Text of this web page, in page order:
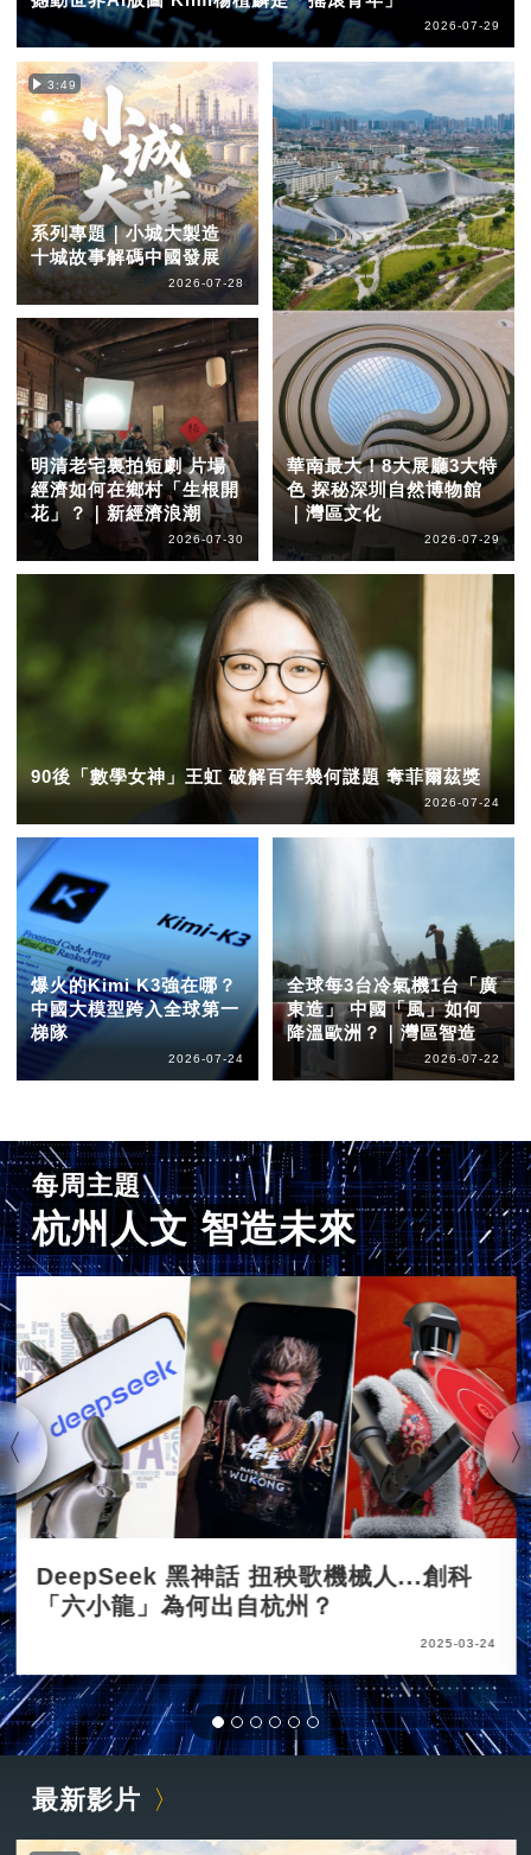
2026-07-29
3:49
系列專題｜小城大製造
十城故事解碼中國發展
2026-07-28
明清老宅裏拍短劇 片場
經濟如何在鄉村「生根開
花」？｜新經濟浪潮
2026-07-30
華南最大！8大展廳3大特
色 探秘深圳自然博物館
｜灣區文化
2026-07-29
90後「數學女神」王虹 破解百年幾何謎題 奪菲爾茲獎
2026-07-24
爆火的Kimi K3強在哪？
中國大模型跨入全球第一
梯隊
2026-07-24
全球每3台冷氣機1台「廣
東造」 中國「風」如何
降溫歐洲？｜灣區智造
2026-07-22
每周主題
杭州人文 智造未來
DeepSeek 黑神話 扭秧歌機械人...創科
「六小龍」為何出自杭州？
2025-03-24
最新影片